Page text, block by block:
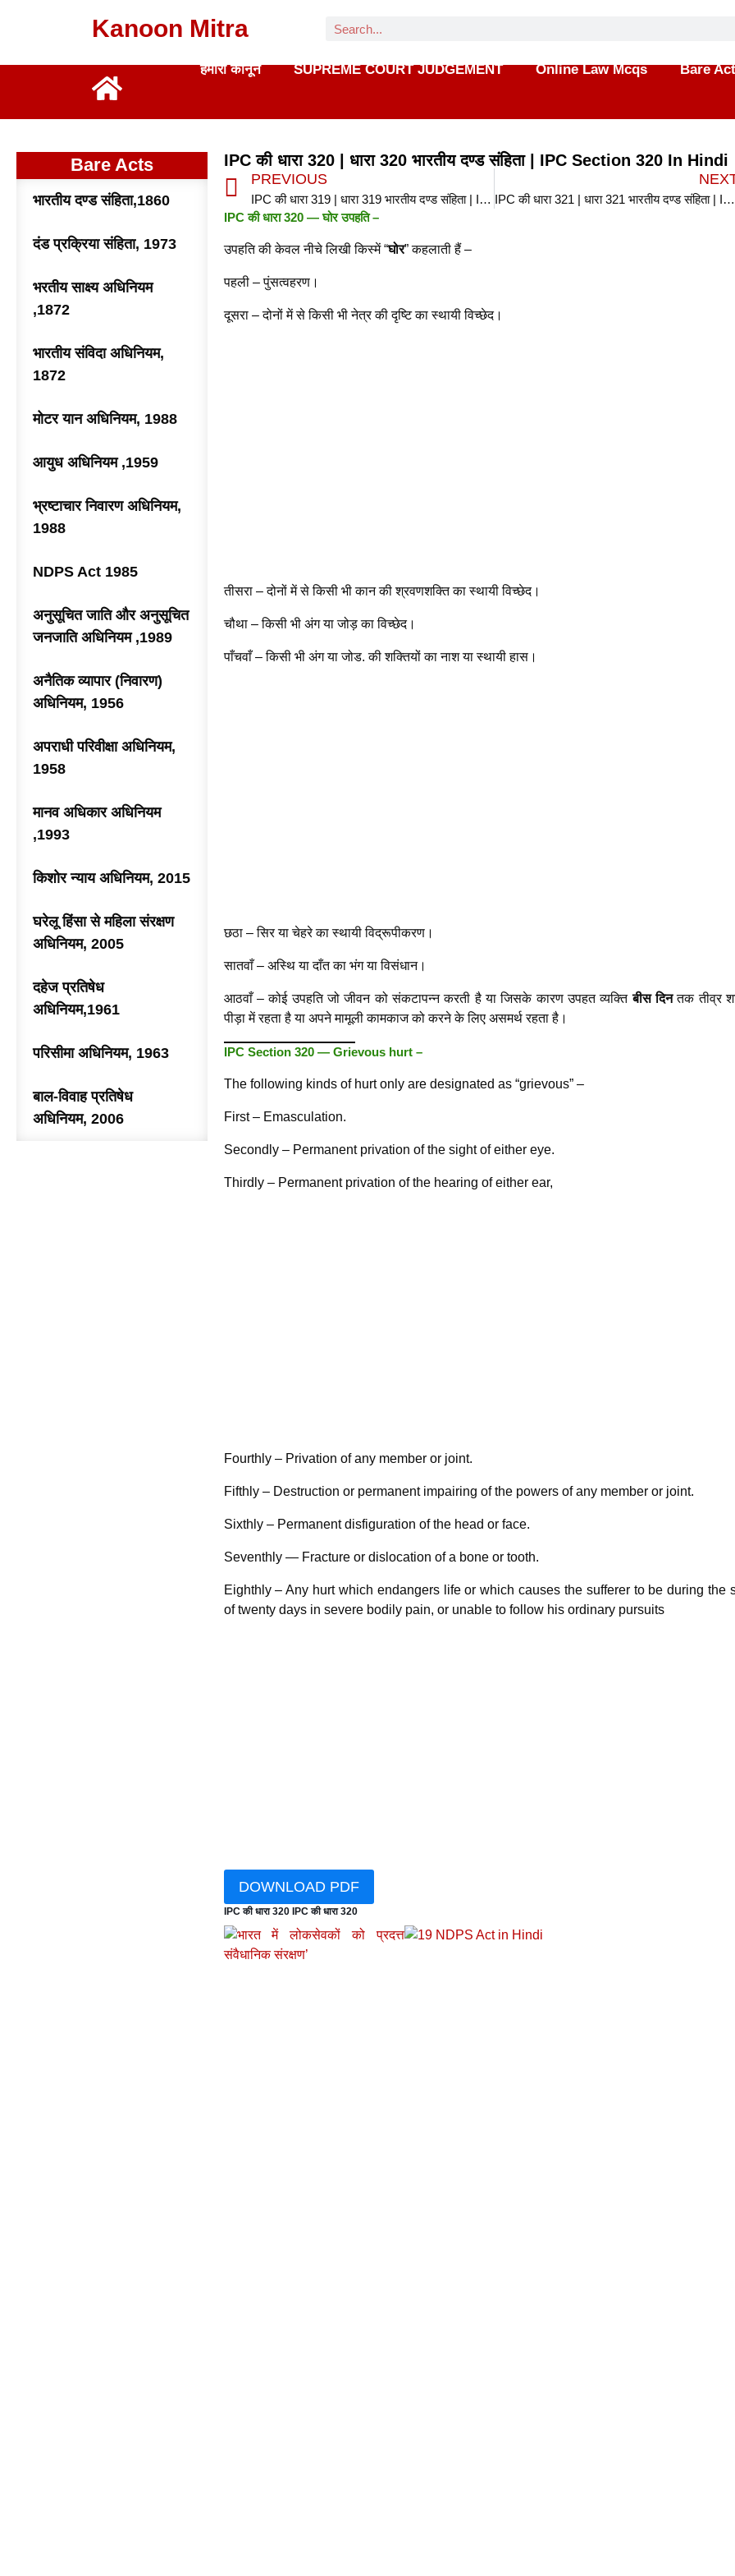
Kanoon Mitra
हमारा कानून SUPREME COURT JUDGEMENT Online Law Mcqs Bare
Bare Acts
भारतीय दण्ड संहिता,1860
दंड प्रक्रिया संहिता, 1973
भरतीय साक्ष्य अधिनियम
,1872
भारतीय संविदा अधिनियम,
1872
मोटर यान अधिनियम, 1988
आयुध अधिनियम ,1959
भ्रष्टाचार निवारण अधिनियम,
1988
NDPS Act 1985
अनुसूचित जाति और अनुसूचित
जनजाति अधिनियम ,1989
अनैतिक व्यापार (निवारण)
अधिनियम, 1956
अपराधी परिवीक्षा अधिनियम,
1958
मानव अधिकार अधिनियम
,1993
किशोर न्याय अधिनियम, 2015
घरेलू हिंसा से महिला संरक्षण
अधिनियम, 2005
दहेज प्रतिषेध
अधिनियम,1961
परिसीमा अधिनियम, 1963
बाल-विवाह प्रतिषेध
अधिनियम, 2006
IPC की धारा 320 | धारा 320 भारतीय दण्ड संहिता | IPC Section 320 In Hindi
PREVIOUS
IPC की धारा 319 | धारा 319 भारतीय दण्ड संहिता | IPC Section 319 In Hindi
IPC की धारा 321 | धारा 321 भारतीय दण्ड संहिता | IPC Section 321 In Hindi
IPC की धारा 320 — घोर उपहति –
उपहति की केवल नीचे लिखी किस्में “घोर” कहलाती हैं –
पहली – पुंसत्वहरण।
दूसरा – दोनों में से किसी भी नेत्र की दृष्टि का स्थायी विच्छेद।
तीसरा – दोनों में से किसी भी कान की श्रवणशक्ति का स्थायी विच्छेद।
चौथा – किसी भी अंग या जोड़ का विच्छेद।
पाँचवाँ – किसी भी अंग या जोड. की शक्तियों का नाश या स्थायी हास।
छठा – सिर या चेहरे का स्थायी विद्रूपीकरण।
सातवाँ – अस्थि या दाँत का भंग या विसंधान।
आठवाँ – कोई उपहति जो जीवन को संकटापन्न करती है या जिसके कारण उपहत व्यक्तिबीस दिनतक तीव्र
पीड़ा में रहता है या अपने मामूली कामकाज को करने के लिए असमर्थ रहता है।
IPC Section 320 — Grievous hurt –
The following kinds of hurt only are designated as “grievous” –
First – Emasculation.
Secondly – Permanent privation of the sight of either eye.
Thirdly – Permanent privation of the hearing of either ear,
Fourthly – Privation of any member or joint.
Fifthly – Destruction or permanent impairing of the powers of any member or joint.
Sixthly – Permanent disfiguration of the head or face.
Seventhly — Fracture or dislocation of a bone or tooth.
Eighthly – Any hurt which endangers life or which causes the sufferer to be during the
of twenty days in severe bodily pain, or unable to follow his ordinary pursuits
DOWNLOAD PDF
IPC की धारा 320 IPC की धारा 320